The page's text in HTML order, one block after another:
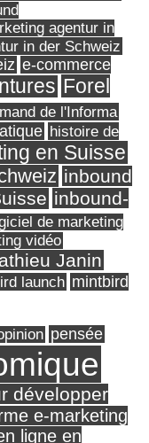
agentur in
in der Schweiz
e-commerce
Forel
de l'Informa
histoire de
en Suisse
inbound
inbound-
de marketing
vidéo
Janin
launch mintbird
pensée
développer
e-marketing
ligne en